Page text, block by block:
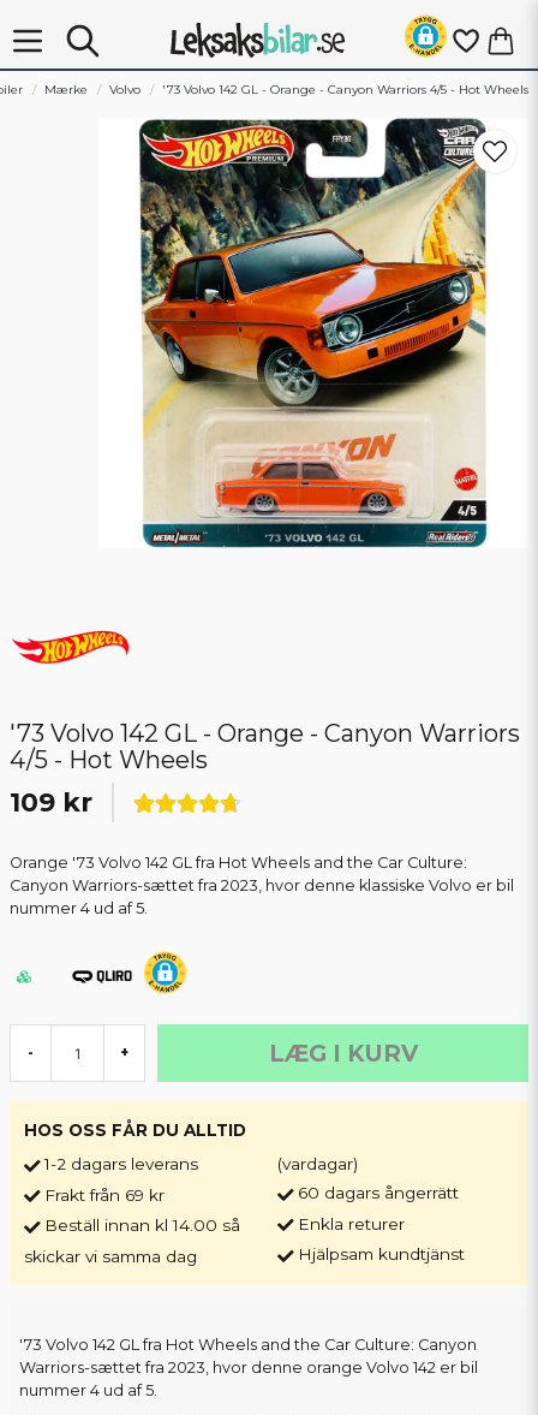
Mærke Volvo '73 Volvo 142 GL - Orange - Canyon Warriors 4/5 - Hot Wheels
'73 Volvo 142 GL - Orange - Canyon Warriors
4/5 - Hot Wheels
109 kr
Orange '73 Volvo 142 GL fra Hot Wheels and the Car Culture:
Canyon Warriors-sættet fra 2023, hvor denne klassiske Volvo er bil
nummer 4 ud af 5.
- + LÆG I KURV
HOS OSS FÅR DU ALLTID
1-2 dagars leverans
Frakt från 69 kr
Beställ innan kl 14.00 så
skickar vi samma dag
(vardagar)
60 dagars ångerrätt
Enkla returer
Hjälpsam kundtjänst
'73 Volvo 142 GL fra Hot Wheels and the Car Culture: Canyon
Warriors-sættet fra 2023, hvor denne orange Volvo 142 er bil
nummer 4 ud af 5.